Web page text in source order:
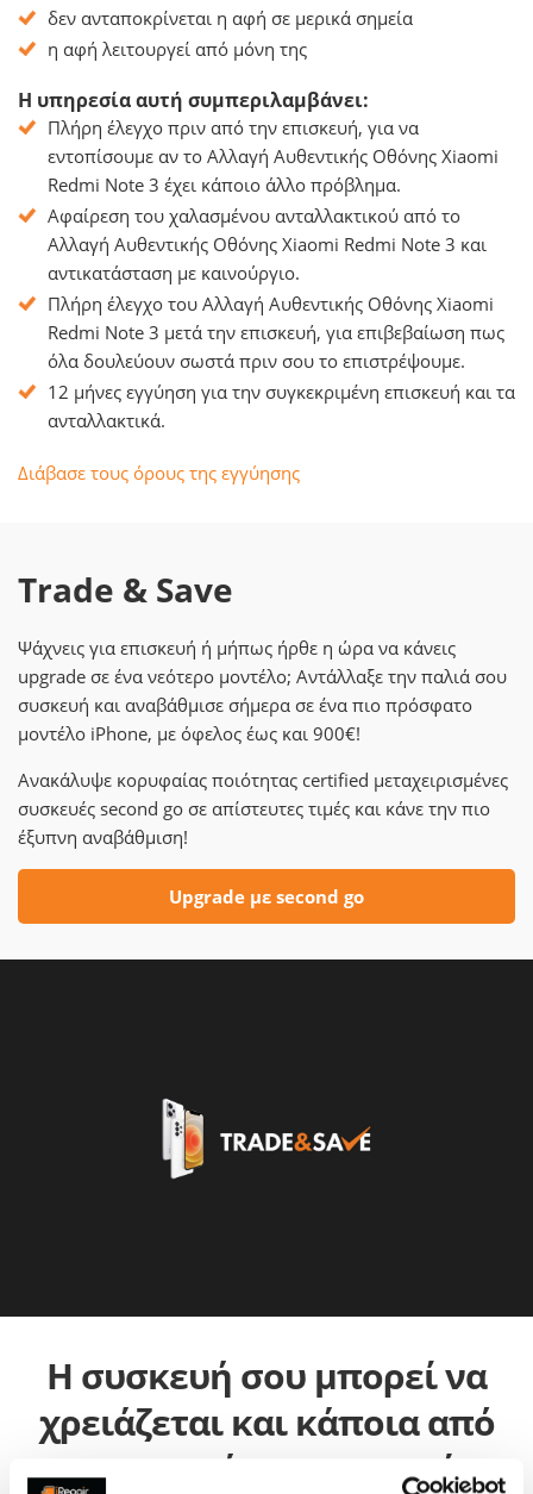
δεν ανταποκρίνεται η αφή σε μερικά σημεία
η αφή λειτουργεί από μόνη της
Η υπηρεσία αυτή συμπεριλαμβάνει:
Πλήρη έλεγχο πριν από την επισκευή, για να
εντοπίσουμε αν το Αλλαγή Αυθεντικής Οθόνης Xiaomi
Redmi Note 3 έχει κάποιο άλλο πρόβλημα.
Αφαίρεση του χαλασμένου ανταλλακτικού από το
Αλλαγή Αυθεντικής Οθόνης Xiaomi Redmi Note 3 και
αντικατάσταση με καινούργιο.
Πλήρη έλεγχο του Αλλαγή Αυθεντικής Οθόνης Xiaomi
Redmi Note 3 μετά την επισκευή, για επιβεβαίωση πως
όλα δουλεύουν σωστά πριν σου το επιστρέψουμε.
12 μήνες εγγύηση για την συγκεκριμένη επισκευή και τα
ανταλλακτικά.
Διάβασε τους όρους της εγγύησης
Trade & Save
Ψάχνεις για επισκευή ή μήπως ήρθε η ώρα να κάνεις
upgrade σε ένα νεότερο μοντέλο; Αντάλλαξε την παλιά σου
συσκευή και αναβάθμισε σήμερα σε ένα πιο πρόσφατο
μοντέλο iPhone, με όφελος έως και 900€!
Ανακάλυψε κορυφαίας ποιότητας certified μεταχειρισμένες
συσκευές second go σε απίστευτες τιμές και κάνε την πιο
έξυπνη αναβάθμιση!
Upgrade με second go
Η συσκευή σου μπορεί να
χρειάζεται και κάποια από
τις παρακάτω επισκευές: